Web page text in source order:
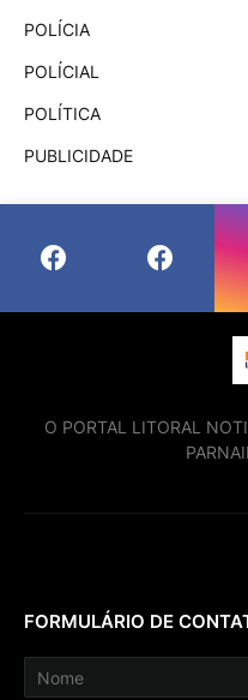
POLÍCIA
POLÍCIAL
POLÍTICA
PUBLICIDADE
O PORTAL LITORAL
FORMULÁRIO DE